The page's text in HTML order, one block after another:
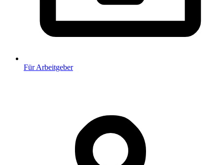
Für Arbeitgeber